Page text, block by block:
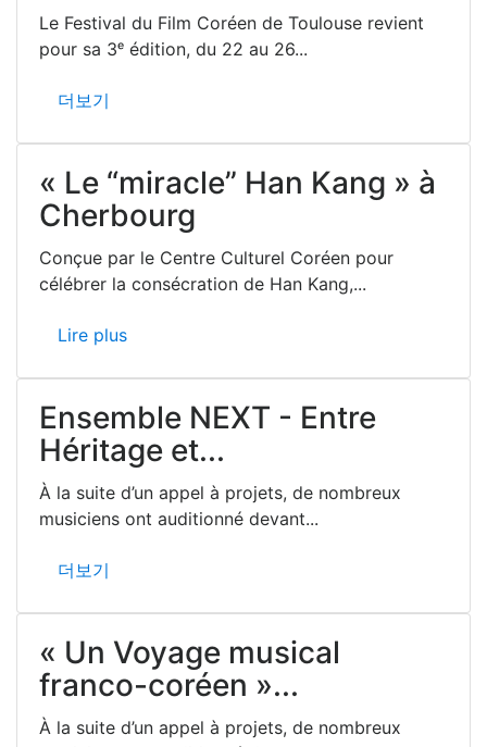
Le Festival du Film Coréen de Toulouse revient
pour sa 3ᵉ édition, du 22 au 26...
더보기
« Le “miracle” Han Kang » à
Cherbourg
Conçue par le Centre Culturel Coréen pour
célébrer la consécration de Han Kang,...
Lire plus
Ensemble NEXT - Entre
Héritage et...
À la suite d’un appel à projets, de nombreux
musiciens ont auditionné devant...
더보기
« Un Voyage musical
franco-coréen »...
À la suite d’un appel à projets, de nombreux